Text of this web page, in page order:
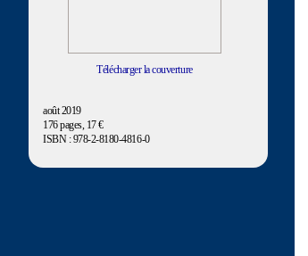
Télécharger la couverture
août 2019
176 pages, 17 €
ISBN : 978-2-8180-4816-0